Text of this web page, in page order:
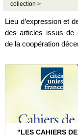
collection >
Lieu d’expression et
des articles issus de
de la coopération
"LES CAHIERS